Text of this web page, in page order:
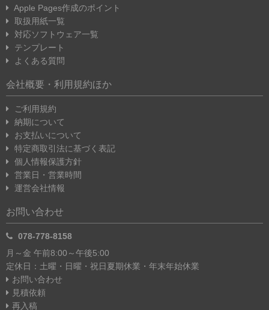
Apple Pages作成のポイント
取扱用紙一覧
対応ソフトウェア一覧
テンプレート
よくある質問
会社概要・利用規約ほか
ご利用規約
納期について
お支払いについて
特定商取引法に基づく表記
個人情報保護方針
営業日・営業時間
運営会社情報
お問い合わせ
078-778-8158
月～金 午前8:00～午後5:00
定休日：土曜・日曜・祝日 夏期休業・年末年始休業
お問い合わせ
見積依頼
再入稿